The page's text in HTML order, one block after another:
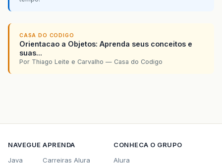
CASA DO CODIGO
Orientacao a Objetos: Aprenda seus conceitos e
suas...
Por Thiago Leite e Carvalho — Casa do Codigo
NAVEGUE
Java
APRENDA
Carreiras Alura
CONHECA O GRUPO
Alura